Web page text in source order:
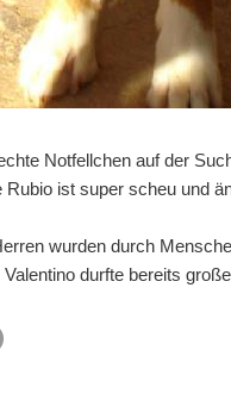
Notfellchen auf der
ist super scheu und
wurden durch
durfte bereits